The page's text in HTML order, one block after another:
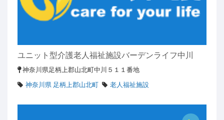
ユニット型介護老人福祉施設バーデンライフ中川
神奈川県足柄上郡山北町中川５１１番地
神奈川県 足柄上郡山北町
老人福祉施設